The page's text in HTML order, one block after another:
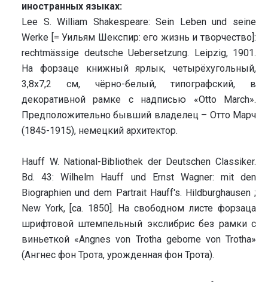
иностранных языках:
Lee S. William Shakespeare: Sein Leben und seine
Werke [= Уильям Шекспир: его жизнь и творчество]:
rechtmässige deutsche Uebersetzung. Leipzig, 1901.
На форзаце книжный ярлык, четырёхугольный,
3,8х7,2 см, чёрно-белый, типографский, в
декоративной рамке с надписью «Otto March».
Предположительно бывший владелец – Отто Марч
(1845-1915), немецкий архитектор.
Hauff W. National-Bibliothek der Deutschen Classiker.
Bd. 43: Wilhelm Hauff und Ernst Wagner: mit den
Biographien und dem Partrait Hauff's. Hildburghausen ;
New York, [ca. 1850]. На свободном листе форзаца
шрифтовой штемпельный экслибрис без рамки с
виньеткой «Angnes von Trotha geborne von Trotha»
(Ангнес фон Трота, урожденная фон Трота).